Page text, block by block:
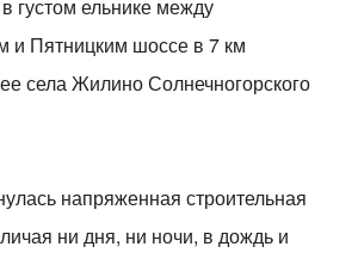
густом ельнике между
и Пятницким шоссе в 7 км
села Жилино Солнечногорского
напряженная строительная
ни дня, ни ночи, в дождь и